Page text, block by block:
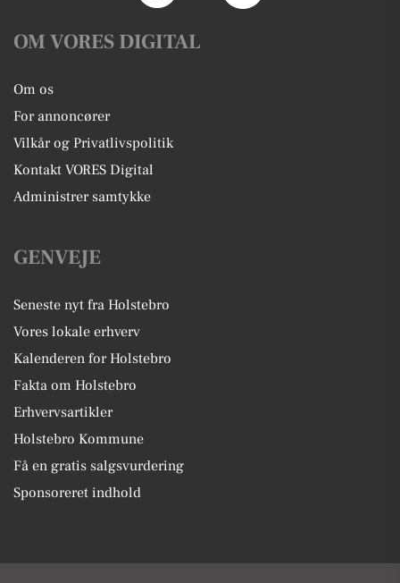
OM VORES DIGITAL
Om os
For annoncører
Vilkår og Privatlivspolitik
Kontakt VORES Digital
Administrer samtykke
GENVEJE
Seneste nyt fra Holstebro
Vores lokale erhverv
Kalenderen for Holstebro
Fakta om Holstebro
Erhvervsartikler
Holstebro Kommune
Få en gratis salgsvurdering
Sponsoreret indhold